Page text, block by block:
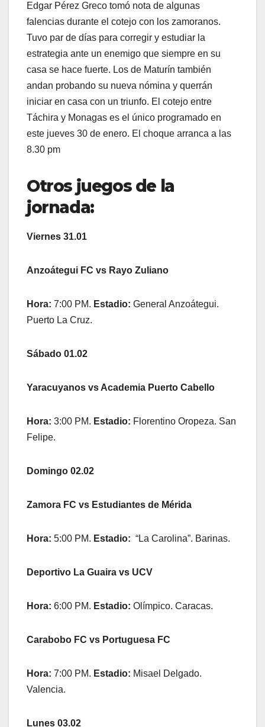
Edgar Pérez Greco tomó nota de algunas
falencias durante el cotejo con los zamoranos.
Tuvo par de días para corregir y estudiar la
estrategia ante un enemigo que siempre en su
casa se hace fuerte. Los de Maturín también
andan probando su nueva nómina y querrán
iniciar en casa con un triunfo. El cotejo entre
Táchira y Monagas es el único programado en
este jueves 30 de enero. El choque arranca a las
8.30 pm
Otros juegos de la
jornada:
Viernes 31.01
Anzoátegui FC vs Rayo Zuliano
Hora: 7:00 PM. Estadio: General Anzoátegui.
Puerto La Cruz.
Sábado 01.02
Yaracuyanos vs Academia Puerto Cabello
Hora: 3:00 PM. Estadio: Florentino Oropeza. San
Felipe.
Domingo 02.02
Zamora FC vs Estudiantes de Mérida
Hora: 5:00 PM. Estadio: “La Carolina”. Barinas.
Deportivo La Guaira vs UCV
Hora: 6:00 PM. Estadio: Olímpico. Caracas.
Carabobo FC vs Portuguesa FC
Hora: 7:00 PM. Estadio: Misael Delgado.
Valencia.
Lunes 03.02